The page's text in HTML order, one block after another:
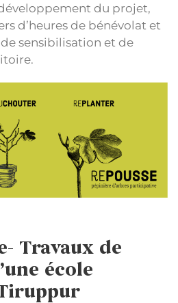
du projet,
d’heures de bénévolat et
sensibilisation et de
Travaux de
école